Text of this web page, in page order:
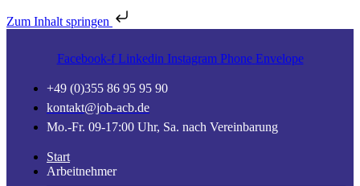
Zum Inhalt springen
Facebook-f Linkedin Instagram Phone Envelope
+49 (0)355 86 95 95 90
kontakt@job-acb.de
Mo.-Fr. 09-17:00 Uhr, Sa. nach Vereinbarung
Start
Arbeitnehmer